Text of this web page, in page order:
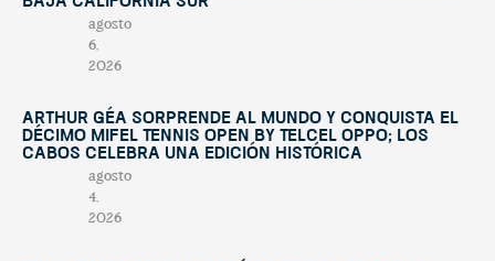
agosto
6,
2026
Arthur Géa sorprende al mundo y conquista el
décimo Mifel Tennis Open by Telcel OPPO; Los
Cabos celebra una edición histórica
agosto
4,
2026